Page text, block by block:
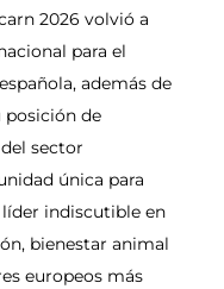
2026 volvió a
para el
además de
posición de
sector
única para
indiscutible en
bienestar animal
europeos más